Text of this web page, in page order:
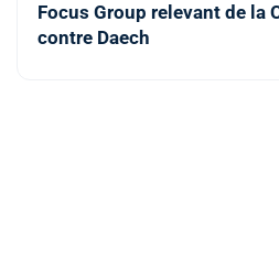
Focus Group relevant de la
contre Daech